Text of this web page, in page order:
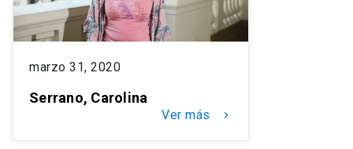
marzo 31, 2020
Serrano, Carolina
Ver más keyboard_arrow_right